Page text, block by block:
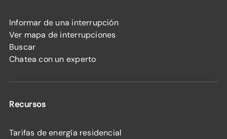
Informar de una interrupción
Ver mapa de interrupciones
Buscar
Chatea con un experto
Recursos
Tarifas de energía residencial